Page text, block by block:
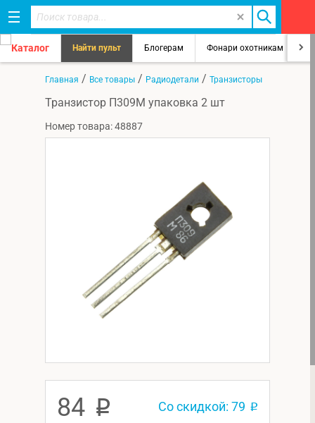
Каталог Найти пульт Блогерам Фонари охотникам
Главная / Все товары / Радиодетали / Транзисторы
Транзистор П309М упаковка 2 шт
Номер товара: 48887
84 p Со скидкой: 79 p